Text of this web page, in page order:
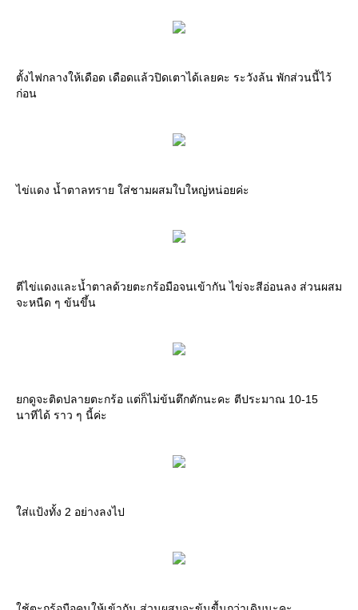
ตั้งไฟกลางให้เดือด เดือดแล้วปิดเตาได้เลยคะ ระวังล้น พักส่วนนี้ไว้
ก่อน
ไข่แดง น้ำตาลทราย ใส่ชามผสมใบใหญ่หน่อยค่ะ
ตีไข่แดงและน้ำตาลด้วยตะกร้อมือจนเข้ากัน ไข่จะสีอ่อนลง ส่วนผสม
จะหนืด ๆ ข้นขึ้น
ยกดูจะติดปลายตะกร้อ แต่ก็ไม่ข้นตึกตักนะคะ ตีประมาณ 10-15
นาทีได้ ราว ๆ นี้ค่ะ
ใส่แป้งทั้ง 2 อย่างลงไป